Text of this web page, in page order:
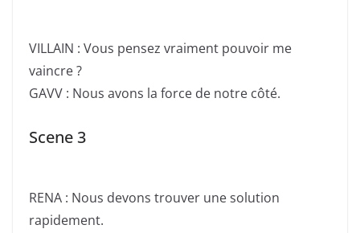
VILLAIN : Vous pensez vraiment pouvoir me
vaincre ?
GAVV : Nous avons la force de notre côté.
Scene 3
RENA : Nous devons trouver une solution
rapidement.